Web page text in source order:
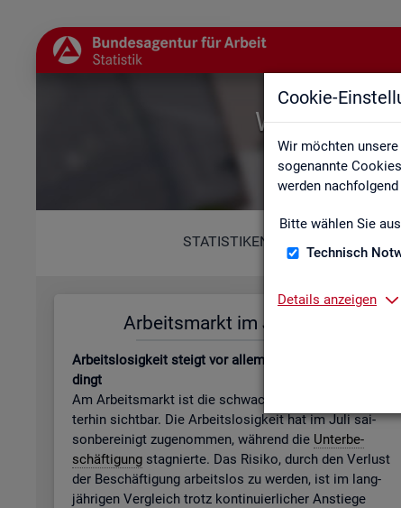
Cookie-
Wir möchten
sogenannte
werden
Bitte wählen Sie
Technisch
Details anzeigen
STATISTIKEN
Ar­beits­markt im Juli 2026
Ar­beits­lo­sig­keit steigt vor allem jah­res­zeit­lich be­
dingt
Am Ar­beits­markt ist die schwa­che Kon­junk­tur wei­
ter­hin sicht­bar. Die Ar­beits­lo­sig­keit hat im Juli sai­
son­be­rei­nigt zu­ge­nom­men, wäh­rend die Un­ter­be­
schäf­ti­gung sta­gnier­te. Das Ri­si­ko, durch den Ver­lust
der Be­schäf­ti­gung ar­beits­los zu wer­den, ist im lang­
jäh­ri­gen Ver­gleich trotz kon­ti­nu­ier­li­cher An­stie­ge